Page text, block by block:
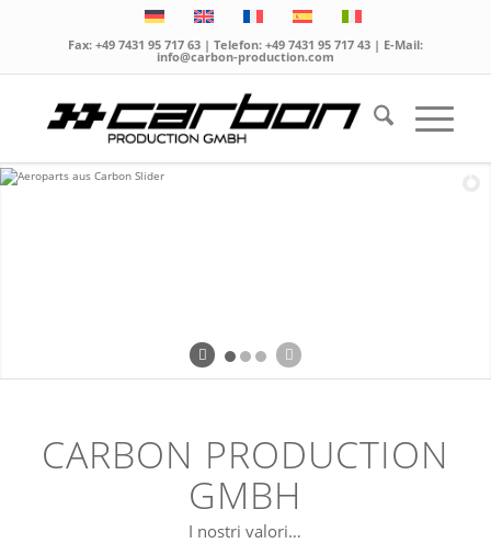
Fax: +49 7431 95 717 63 | Telefon: +49 7431 95 717 43| E-Mail:
info@carbon-production.com
CARBON PRODUCTION
GMBH
I nostri valori…